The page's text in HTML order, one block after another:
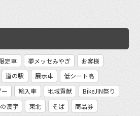
定車 夢メッセみやぎ
お客様
道の駅 展示車
低シート高
輸入車 地域貢献
BikeJIN祭り
漢字 東北 そば
商品券